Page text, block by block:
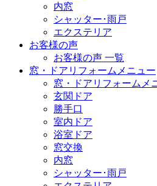
内窓
シャッター･雨戸
エクステリア
お客様の声
お客様の声 一覧
窓・ドアリフォームメニュー
窓・ドアリフォームメ
玄関ドア
勝手口
室内ドア
浴室ドア
窓交換
内窓
シャッター･雨戸